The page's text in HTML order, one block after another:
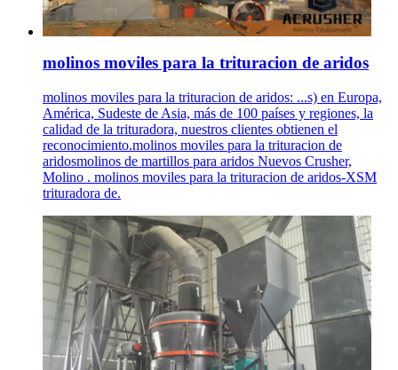
molinos moviles para la trituracion de aridos
molinos moviles para la trituracion de aridos: ...s) en Europa,
América, Sudeste de Asia, más de 100 países y regiones, la
calidad de la trituradora, nuestros clientes obtienen el
reconocimiento.molinos moviles para la trituracion de
aridosmolinos de martillos para aridos Nuevos Crusher,
Molino . molinos moviles para la trituracion de aridos-XSM
trituradora de.